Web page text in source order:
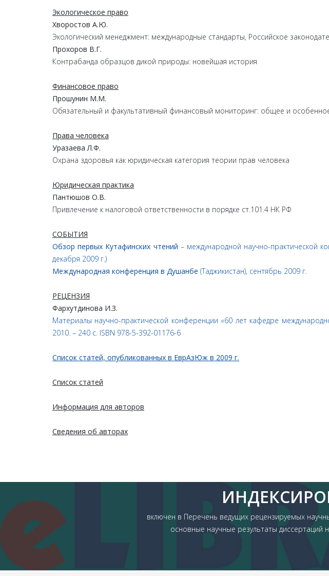
Экологическое право
Хворостов А.Ю.
Экологический менеджмент: международные стандарты, Российское
Прохоров В.Г.
Контрабанда образцов дикой природы: новейшая история
Финансовое право
Прошунин М.М.
Обязательный и факультативный финансовый мониторинг: общее и
Права человека
Уразаева Л.Ф.
Охрана здоровья как юридическая категория теории прав человека
Юридическая практика
Пантюшов О.В.
Привлечение к налоговой ответственности в порядке ст.101.4 НК РФ
СОБЫТИЯ
Обзор первых Кутафинских чтений – международной научно-практической
декабря 2009 г.)
Международная конференция в Душанбе (Таджикистан), сентябрь 2009 г.
РЕЦЕНЗИЯ
Фархутдинова И.З.
Материалы научно-практической конференции «60 лет кафедре
2010. – 240 с. ISBN 978-5-392-01176-6
Список статей, опубликованных в ЕврАзЮж в 2009 г.
Список статей
Информация для авторов
Сведения об авторах
включен в Перечень ведущих рецензируемых
основные научные результаты диссертаций